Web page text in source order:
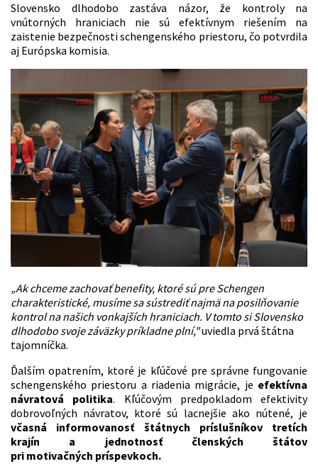
Slovensko dlhodobo zastáva názor, že kontroly na
vnútorných hraniciach nie sú efektívnym riešením na
zaistenie bezpečnosti schengenského priestoru, čo potvrdila
aj Európska komisia.
„Ak chceme zachovať benefity, ktoré sú pre Schengen
charakteristické, musíme sa sústrediť najmä na posilňovanie
kontrol na našich vonkajších hraniciach. V tomto si Slovensko
dlhodobo svoje záväzky príkladne plní,"uviedla prvá štátna
tajomníčka.
Ďalším opatrením, ktoré je kľúčové pre správne fungovanie
schengenského priestoru a riadenia migrácie, je efektívna
návratová politika. Kľúčovým predpokladom efektivity
dobrovoľných návratov, ktoré sú lacnejšie ako nútené, je
včasná informovanosť štátnych príslušníkov tretích
krajín a jednotnosť členských štátov
pri motivačných príspevkoch.